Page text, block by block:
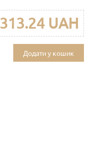
313.24 UAH
Додати у кошик